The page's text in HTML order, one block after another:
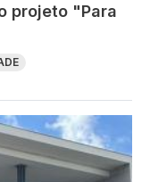
projeto "Para